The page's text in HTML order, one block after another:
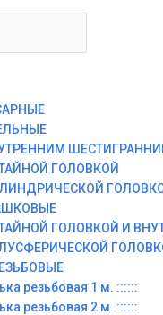
ГОЛОВКОЙ
ГОЛОВКОЙ И
резьбовая 1 м. ::::::
резьбовая 2 м. ::::::